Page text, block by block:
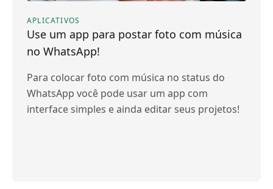
APLICATIVOS
Use um app para postar foto com música
no WhatsApp!
Para colocar foto com música no status do
WhatsApp você pode usar um app com
interface simples e ainda editar seus projetos!